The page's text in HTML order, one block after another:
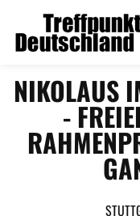
NIKOLAUS
-